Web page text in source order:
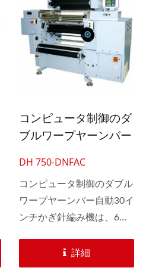
コンピュータ制御のダ
ブルワープヤーンバー
み機（ファンシーヤー
ン＆フェザーヤーン
用）
DH 750-DNFAC
コンピュータ制御のダブル
ワープヤーンバー自動30イ
ンチかぎ針編み機は、6本
駆動緯糸バーシステムを備
えており、EFFECT®制御
詳細